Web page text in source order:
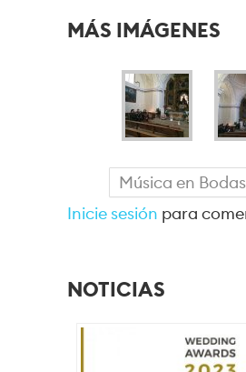
MÁS IMÁGENES
Música en
Inicie sesión para
NOTICIAS